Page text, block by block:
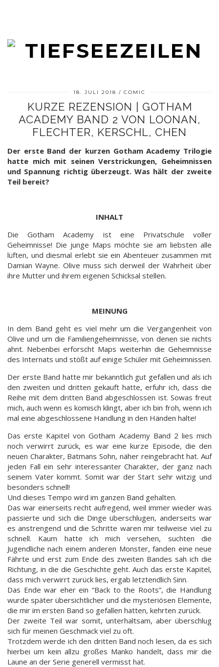
18. JULI 2018 COMIC
KURZE REZENSION | GOTHAM
ACADEMY BAND 2 VON LOONAN,
FLECHTER, KERSCHL, CHEN
Der erste Band der kurzen Gotham Academy Trilogie
hatte mich mit seinen Verstrickungen, Geheimnissen
und Spannung richtig überzeugt. Was hält der zweite
Teil bereit?
INHALT
Die Gotham Academy ist eine Privatschule voller
Geheimnisse! Die junge Maps möchte sie am liebsten alle
lüften, und diesmal erlebt sie ein Abenteuer zusammen mit
Damian Wayne. Olive muss sich derweil der Wahrheit über
ihre Mutter und ihrem eigenen Schicksal stellen.
MEINUNG
In dem Band geht es viel mehr um die Vergangenheit von
Olive und um die Familiengeheimnisse, von denen sie nichts
ahnt. Nebenbei erforscht Maps weiterhin die Geheimnisse
des Internats und stößt auf einige Schüler mit Geheimnissen.
Der erste Band hatte mir bekanntlich gut gefallen und als ich
den zweiten und dritten gekauft hatte, erfuhr ich, dass die
Reihe mit dem dritten Band abgeschlossen ist. Sowas freut
mich, auch wenn es komisch klingt, aber ich bin froh, wenn ich
mal eine abgeschlossene Handlung in den Händen halte!
Das erste Kapitel von Gotham Academy Band 2 lies mich
noch verwirrt zurück, es war eine kurze Episode, die den
neuen Charakter, Batmans Sohn, näher reingebracht hat. Auf
jeden Fall ein sehr interessanter Charakter, der ganz nach
seinem Vater kommt. Somit war der Start sehr witzig und
besonders schnell!
Und dieses Tempo wird im ganzen Band gehalten.
Das war einerseits recht aufregend, weil immer wieder was
passierte und sich die Dinge überschlugen, anderseits war
es anstrengend und die Schritte waren mir teilweise viel zu
schnell. Kaum hatte ich mich versehen, suchten die
Jugendliche nach einem anderen Monster, fanden eine neue
Fährte und erst zum Ende des zweiten Bandes sah ich die
Richtung, in die die Geschichte geht. Auch das erste Kapitel,
dass mich verwirrt zurück lies, ergab letztendlich Sinn.
Das Ende war eher ein “Back to the Roots”, die Handlung
wurde später übersichtlicher und die mysteriösen Elemente,
die mir im ersten Band so gefallen hatten, kehrten zurück.
Der zweite Teil war somit, unterhaltsam, aber überschlug
sich für meinen Geschmack viel zu oft.
Trotzdem werde ich den dritten Band noch lesen, da es sich
hierbei um kein allzu großes Manko handelt, dass mir die
Laune an der Serie generell vermisst hat.